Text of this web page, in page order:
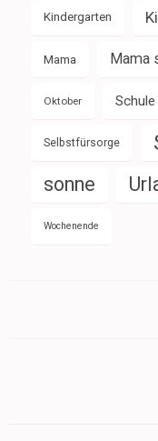
Kindergarten
Mama Mama
Oktober Schule
Selbstfürsorge
sonne
Wochenende